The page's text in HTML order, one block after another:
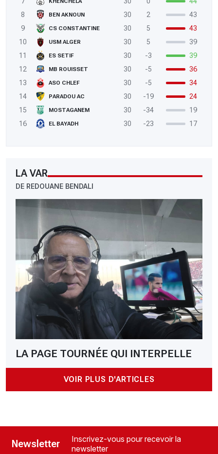
8
BEN AKNOUN 30 2
43
9
CS CONSTANTINE 30 5
43
10
USM ALGER 30 5
39
11
ES SETIF 30 -3
39
12
MB ROUISSET 30 -5
36
13
ASO CHLEF 30 -5
34
14
PARADOU AC 30 -19
24
15
MOSTAGANEM 30 -34
19
16
EL BAYADH 30 -23 17
LA VAR
DE REDOUANE BENDALI
LA PAGE TOURNÉE QUI INTERPELLE
VOIR PLUS D'ARTICLES
Newsletter
Inscrivez-vous pour recevoir la
newsletter